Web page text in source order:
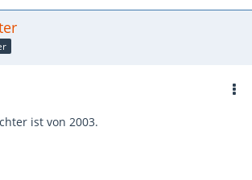
ist von 2003.